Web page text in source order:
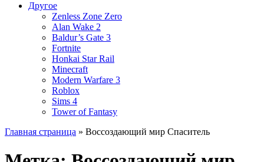
Другое
Zenless Zone Zero
Alan Wake 2
Baldur’s Gate 3
Fortnite
Honkai Star Rail
Minecraft
Modern Warfare 3
Roblox
Sims 4
Tower of Fantasy
Главная страница » Воссоздающий мир Спаситель